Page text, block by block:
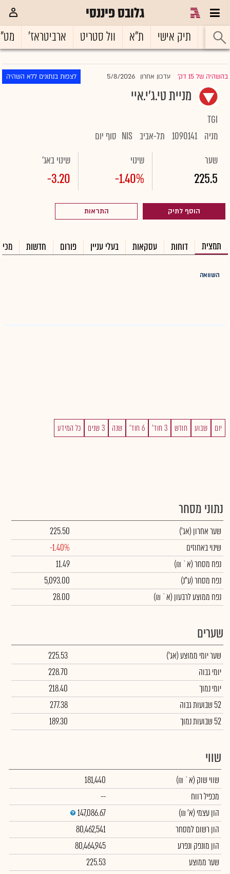
גלובס פיננסי
ראשי תיק אישי ת"א וול סטריט ארביטראז'
בהשהיה של 15 דק' |עדכון אחרון 5/8/2026 לצפות בנתונים ללא השהיה
מניית טי.ג'י.איי
TGI
מניה 1090141 תל-אביב NIS סוף יום
שער
225.5
שינוי
-1.40%
שינוי באג'
-3.20
הוסף לתיק התראות
תמצית דוחות עסקאות בעלי עניין פורום חדשות
השוואה
יום שבוע חודש 3 חוד' 6 חוד' שנה 3 שנים כל המידע
נתוני מסחר
שער אחרון (אג')
225.50
שינוי באחוזים
-1.40%
נפח מסחר(א` ₪)
11.49
נפח מסחר(ע"נ)
5,093.00
נפח ממוצע לרבעון (א` ₪)
28.00
שערים
שער יומי ממוצע(אג')
225.53
יומי גבוה
228.70
יומי נמוך
218.40
52 שבועות גבוה
277.38
52 שבועות נמוך
189.30
שווי
שווי שוק (א` ₪)
181,440
מכפיל רווח
--
הון עצמי (א' ₪)
147,086.67
הון רשום למסחר
80,462,541
הון מונפק ונפרע
80,464,945
שער ממוצע
225.53